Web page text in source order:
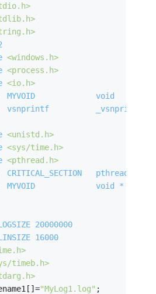
<windows.h>
<process.h>
<io.h>
MYVOID             void
vsnprintf          _vsnprintf
<unistd.h>
<sys/time.h>
<pthread.h>
CRITICAL_SECTION
MYVOID             void *
20000000
16000
timeb.h>
"MyLog1.log" ;